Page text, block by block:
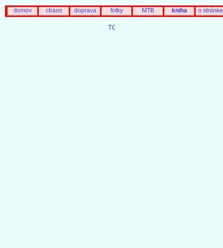
domov chaos doprava fotky MTB kniha o stránke